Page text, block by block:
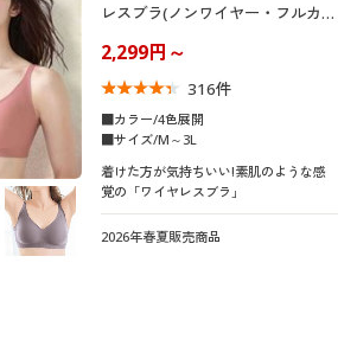
問い合わせ
代 50代
冬
～ 円
レスブラ(ノンワイヤー・フルカッ
2,299円～
316件
■カラー/4色展開
■サイズ/M～3L
着けた方が気持ちいい!素肌のような感
覚の「ワイヤレスブラ」
2026年春夏販売商品